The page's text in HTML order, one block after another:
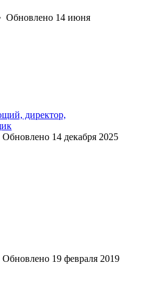
Обновлено 14 июня
директор,
Обновлено 14 декабря 2025
Обновлено 19 февраля 2019